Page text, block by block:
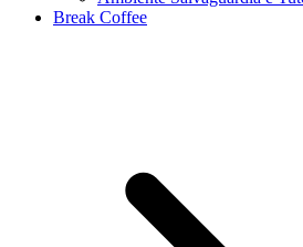
Break Coffee